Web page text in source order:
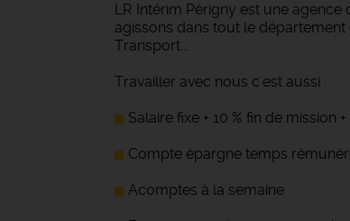
LR Intérim Périgny est une
agissons dans tout le département
Transport...
Travailler avec nous c'est aussi :
Salaire fixe + 10 % fin de mission
Compte épargne temps
Acomptes à la semaine